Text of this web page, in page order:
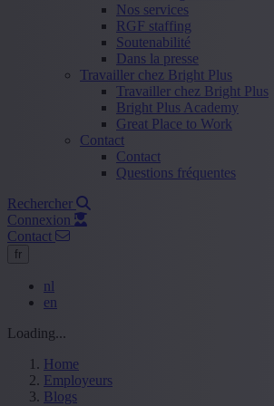
Nos services
RGF staffing
Soutenabilité
Dans la presse
Travailler chez Bright Plus
Travailler chez Bright Plus
Bright Plus Academy
Great Place to Work
Contact
Contact
Questions fréquentes
Rechercher
Connexion
Contact
fr
nl
en
Loading...
Home
Employeurs
Blogs